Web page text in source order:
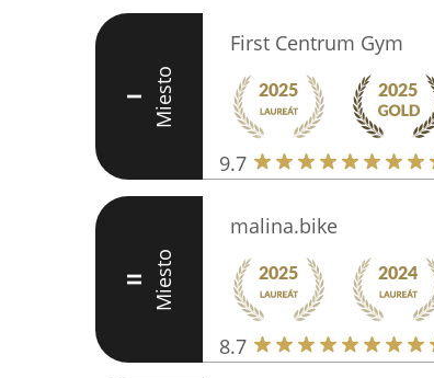
I Miesto
First Centrum Gym
9.7
II Miesto
malina.bike
8.7